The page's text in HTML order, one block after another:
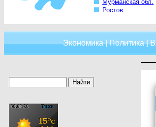
Мурманская обл.
Ростов
Экономика|Политика|